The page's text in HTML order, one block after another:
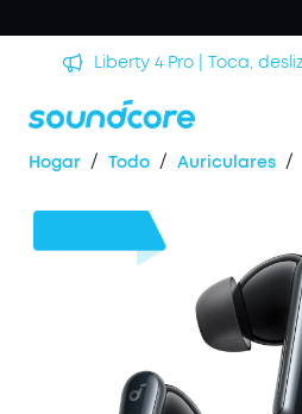
Liberty 4 Pro | Toca,
Hogar / Todo / Auriculares /